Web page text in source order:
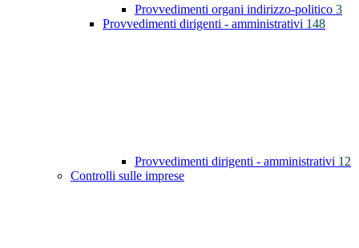
Provvedimenti organi indirizzo-politico 3
Provvedimenti dirigenti - amministrativi 148
Provvedimenti dirigenti - amministrativi 12
Controlli sulle imprese